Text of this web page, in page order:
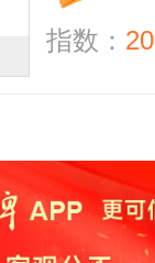
指数：